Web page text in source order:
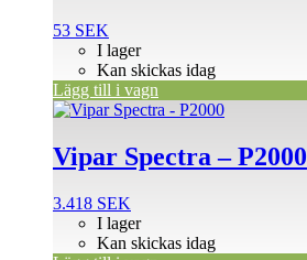
53 SEK
I lager
Kan skickas idag
Lägg till i vagn
Vipar Spectra – P2000
3.418 SEK
I lager
Kan skickas idag